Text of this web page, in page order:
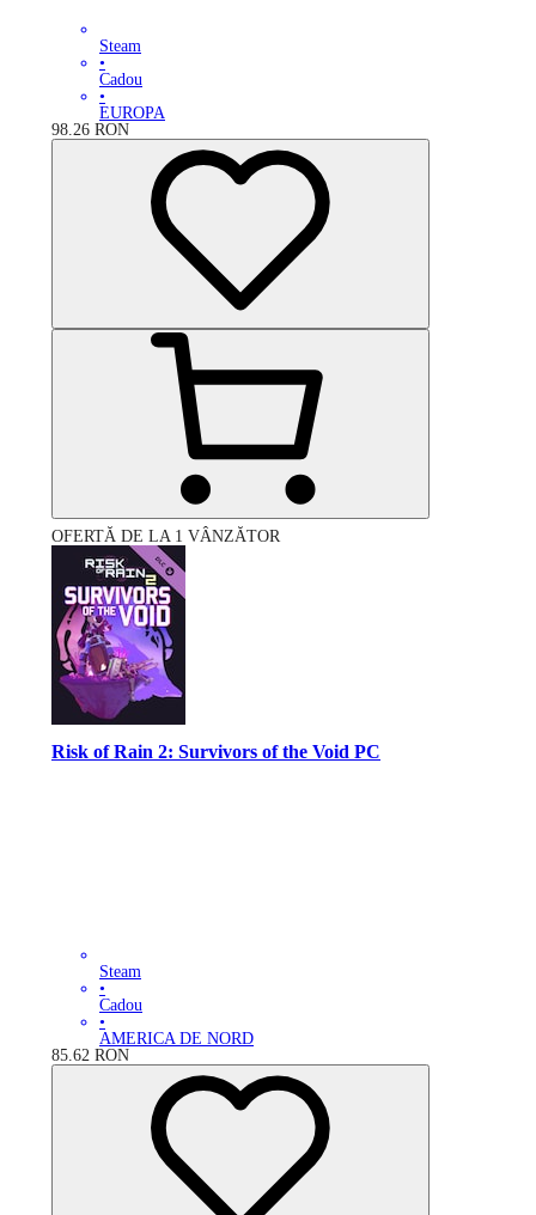
Steam
•
Cadou
•
EUROPA
98.26 RON
OFERTĂ DE LA 1 VÂNZĂTOR
Risk of Rain 2: Survivors of the Void PC
Steam
•
Cadou
•
AMERICA DE NORD
85.62 RON